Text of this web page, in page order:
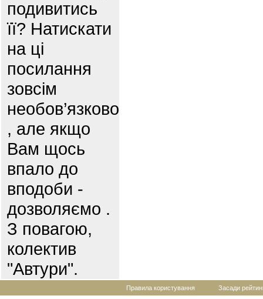
подивитись
її? Натискати
на ці
посилання
зовсім
необов’язково
, але якщо
Вам щось
впало до
вподоби -
дозволяємо .
З повагою,
колектив
"Автури".
Правила користування Засади